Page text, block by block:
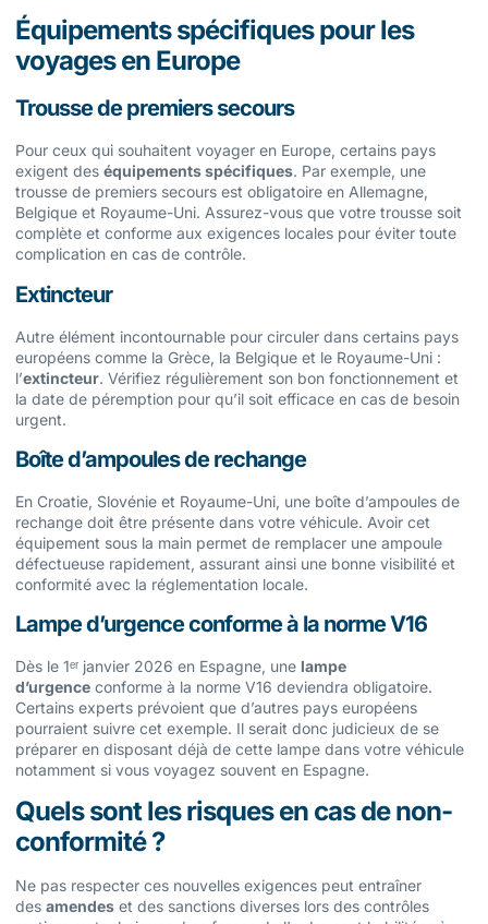
Équipements spécifiques pour les
voyages en Europe
Trousse de premiers secours
Pour ceux qui souhaitent voyager en Europe, certains pays
exigent des équipements spécifiques. Par exemple, une
trousse de premiers secours est obligatoire en Allemagne,
Belgique et Royaume-Uni. Assurez-vous que votre trousse soit
complète et conforme aux exigences locales pour éviter toute
complication en cas de contrôle.
Extincteur
Autre élément incontournable pour circuler dans certains pays
européens comme la Grèce, la Belgique et le Royaume-Uni :
l’extincteur. Vérifiez régulièrement son bon fonctionnement et
la date de péremption pour qu’il soit efficace en cas de besoin
urgent.
Boîte d’ampoules de rechange
En Croatie, Slovénie et Royaume-Uni, une boîte d’ampoules de
rechange doit être présente dans votre véhicule. Avoir cet
équipement sous la main permet de remplacer une ampoule
défectueuse rapidement, assurant ainsi une bonne visibilité et
conformité avec la réglementation locale.
Lampe d’urgence conforme à la norme V16
Dès le 1ᵉʳ janvier 2026 en Espagne, une lampe
d’urgence conforme à la norme V16 deviendra obligatoire.
Certains experts prévoient que d’autres pays européens
pourraient suivre cet exemple. Il serait donc judicieux de se
préparer en disposant déjà de cette lampe dans votre véhicule
notamment si vous voyagez souvent en Espagne.
Quels sont les risques en cas de non-
conformité ?
Ne pas respecter ces nouvelles exigences peut entraîner
des amendes et des sanctions diverses lors des contrôles